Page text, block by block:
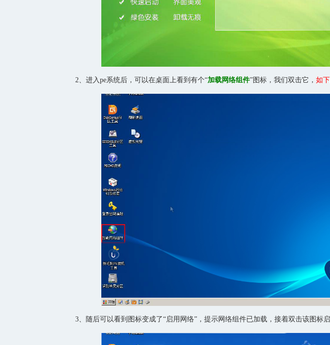
2、进入pe系统后，可以在桌面上看到有个“加载网络组件”图标，我们双击它， 如
3、随后可以看到图标变成了“启用网络”，提示网络组件已加载，接着双击该图标启